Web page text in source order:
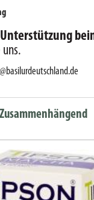
uns.
Zusammenhängend